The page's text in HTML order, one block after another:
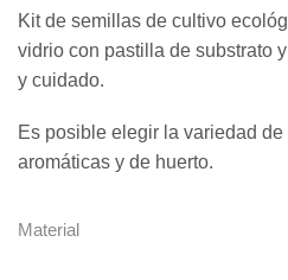
Kit de semillas de cultivo
vidrio con pastilla de substrato
y cuidado.
Es posible elegir la variedad
aromáticas y de huerto.
Material